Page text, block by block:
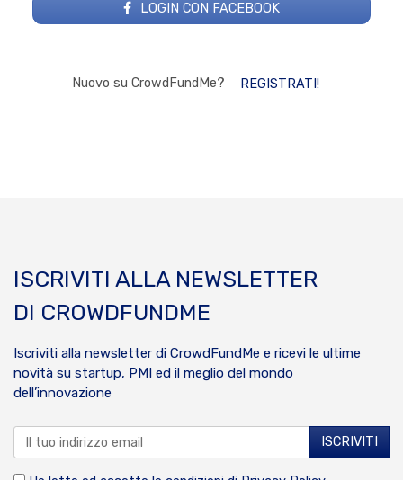
LOGIN CON FACEBOOK
Nuovo su CrowdFundMe? REGISTRATI!
ISCRIVITI ALLA NEWSLETTER
DI CROWDFUNDME
Iscriviti alla newsletter di CrowdFundMe e ricevi le ultime
novità su startup, PMI ed il meglio del mondo
dell’innovazione